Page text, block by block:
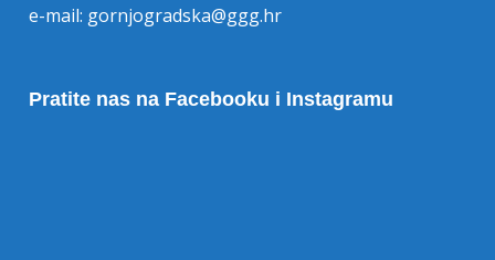
e-mail: gornjogradska@ggg.hr
Pratite nas na Facebooku i Instagramu